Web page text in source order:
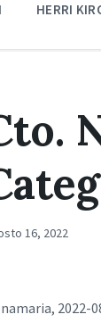
HERRI
16, 2022
2022-